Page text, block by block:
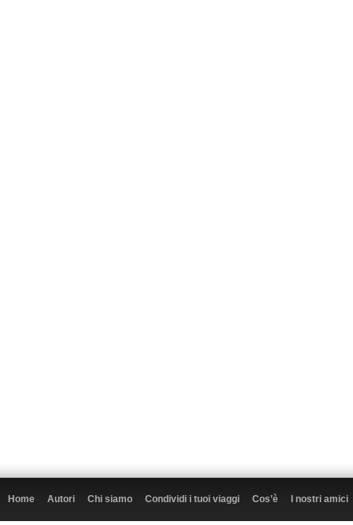
Home Autori Chi siamo Condividi i tuoi viaggi Cos’è I nostri amici